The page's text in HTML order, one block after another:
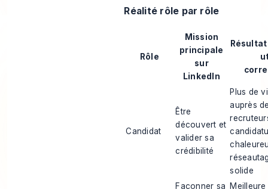
Réalité rôle par rôle
Rôle
Mission
principale
sur
LinkedIn
Candidat
Être
découvert et
valider sa
crédibilité
Plus de
auprès
solide
Façonner sa